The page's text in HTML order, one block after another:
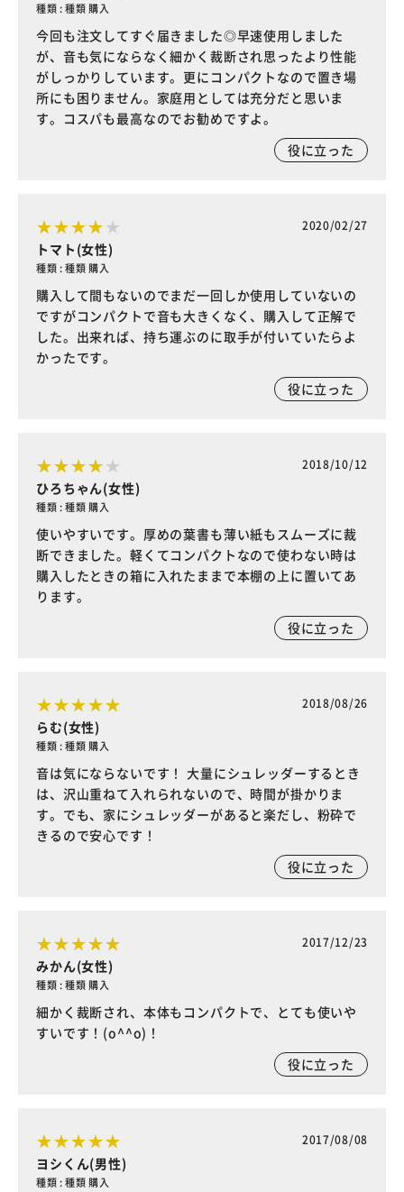
種類 : 種類 購入
今回も注文してすぐ届きました◎早速使用しました
が、音も気にならなく細かく裁断され思ったより性能
がしっかりしています。更にコンパクトなので置き場
所にも困りません。家庭用としては充分だと思いま
す。コスパも最高なのでお勧めですよ。
役に立った
2020/02/27
トマト(女性)
種類 : 種類 購入
購入して間もないのでまだ一回しか使用していないの
ですがコンパクトで音も大きくなく、購入して正解で
した。出来れば、持ち運ぶのに取手が付いていたらよ
かったです。
役に立った
2018/10/12
ひろちゃん(女性)
種類 : 種類 購入
使いやすいです。厚めの葉書も薄い紙もスムーズに裁
断できました。軽くてコンパクトなので使わない時は
購入したときの箱に入れたままで本棚の上に置いてあ
ります。
役に立った
2018/08/26
らむ(女性)
種類 : 種類 購入
音は気にならないです！ 大量にシュレッダーするとき
は、沢山重ねて入れられないので、時間が掛かりま
す。でも、家にシュレッダーがあると楽だし、粉砕で
きるので安心です！
役に立った
2017/12/23
みかん(女性)
種類 : 種類 購入
細かく裁断され、本体もコンパクトで、とても使いや
すいです！(o^^o)！
役に立った
2017/08/08
ヨシくん(男性)
種類 : 種類 購入